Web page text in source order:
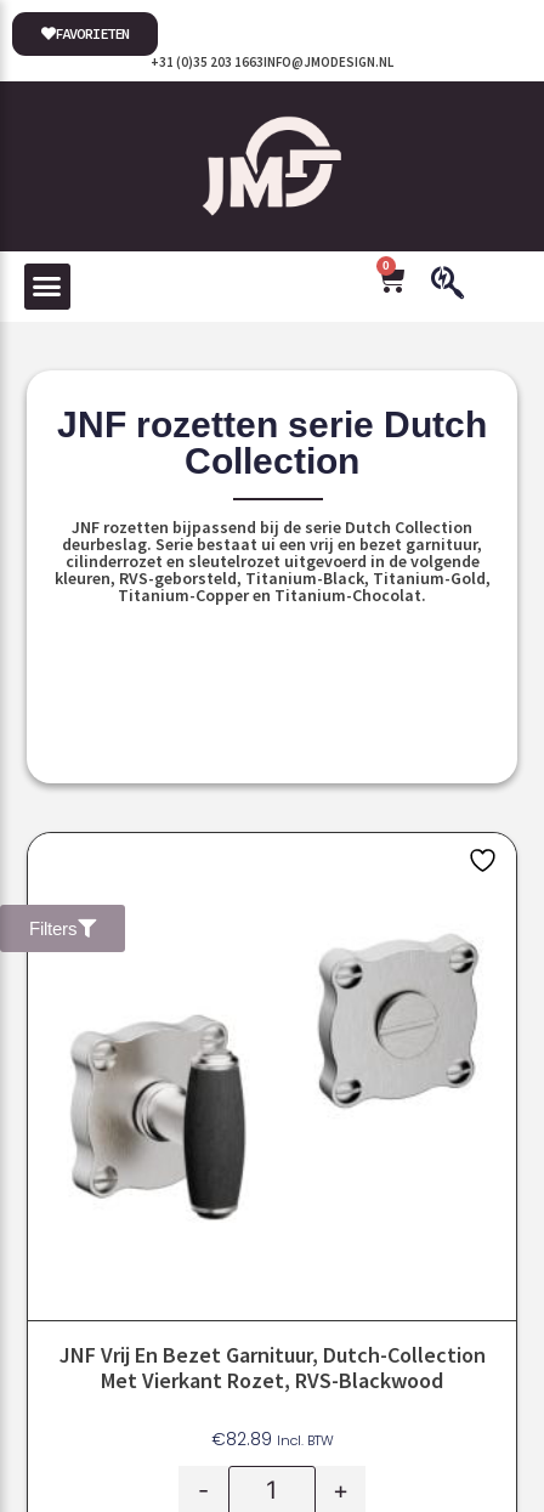
INFO@JMODESIGN.NL
+31 (0)35 203 1663
FAVORIETEN
0
JNF rozetten serie Dutch
Collection
JNF rozetten bijpassend bij de serie Dutch Collection
deurbeslag. Serie bestaat ui een vrij en bezet garnituur,
cilinderrozet en sleutelrozet uitgevoerd in de volgende
kleuren, RVS-geborsteld, Titanium-Black, Titanium-Gold,
Titanium-Copper en Titanium-Chocolat.
Filters
JNF Vrij En Bezet Garnituur, Dutch-Collection
Met Vierkant Rozet, RVS-Blackwood
€82.89 Incl. BTW
- +